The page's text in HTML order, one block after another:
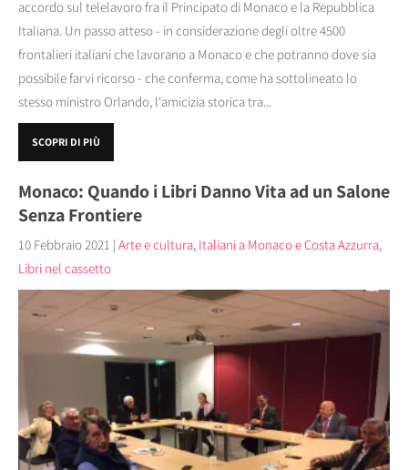
accordo sul telelavoro fra il Principato di Monaco e la Repubblica
Italiana. Un passo atteso - in considerazione degli oltre 4500
frontalieri italiani che lavorano a Monaco e che potranno dove sia
possibile farvi ricorso - che conferma, come ha sottolineato lo
stesso ministro Orlando, l'amicizia storica tra...
SCOPRI DI PIÙ
Monaco: Quando i Libri Danno Vita ad un Salone
Senza Frontiere
10 Febbraio 2021 | Arte e cultura, Italiani a Monaco e Costa Azzurra,
Libri nel cassetto